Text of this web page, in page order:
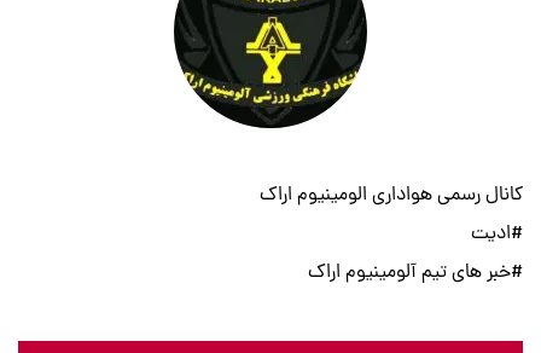
کانال رسمی هواداری الومینیوم اراک
#ادیت
#خبر های تیم آلومینیوم اراک